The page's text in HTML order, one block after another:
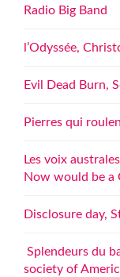
Radio Big Band
l’Odyssée,
Evil Dead Burn,
Pierres qui
Les voix
Now would be a
Disclosure day,
Splendeurs du
society of